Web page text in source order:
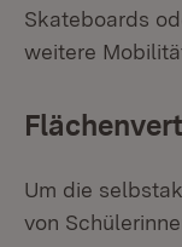
Skateboards
weitere
Um die
von